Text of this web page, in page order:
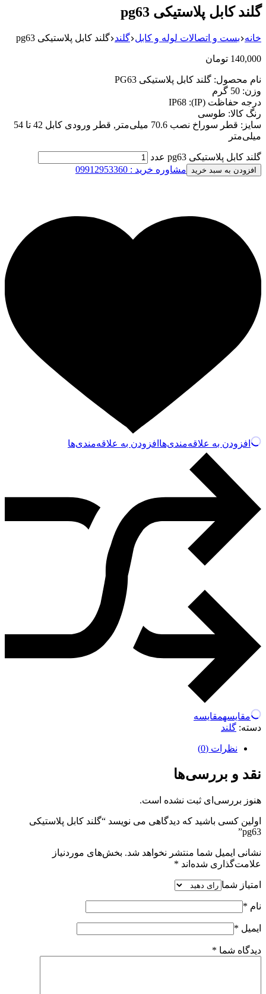
گلند کابل پلاستیکی pg63
خانه بست و اتصالات لوله و کابل گلند گلند کابل پلاستیکی pg63
140,000 تومان
نام محصول: گلند کابل پلاستیکی PG63
وزن: 50 گرم
درجه حفاظت (IP): IP68
رنگ کالا: طوسی
سایز: قطر سوراخ نصب 70.6 میلی‌متر, قطر ورودی کابل 42 تا 54
میلی‌متر
گلند کابل پلاستیکی pg63 عدد
افزودن به سبد خرید مشاوره خرید : 09912953360
افزودن به علاقه‌مندی‌ها افزودن به علاقه‌مندی‌ها
مقایسهمقایسه
دسته: گلند
نظرات (0)
نقد و بررسی‌ها
هنوز بررسی‌ای ثبت نشده است.
اولین کسی باشید که دیدگاهی می نویسد “گلند کابل پلاستیکی
pg63”
نشانی ایمیل شما منتشر نخواهد شد. بخش‌های موردنیاز
علامت‌گذاری شده‌اند *
امتیاز شما
نام *
ایمیل *
دیدگاه شما *